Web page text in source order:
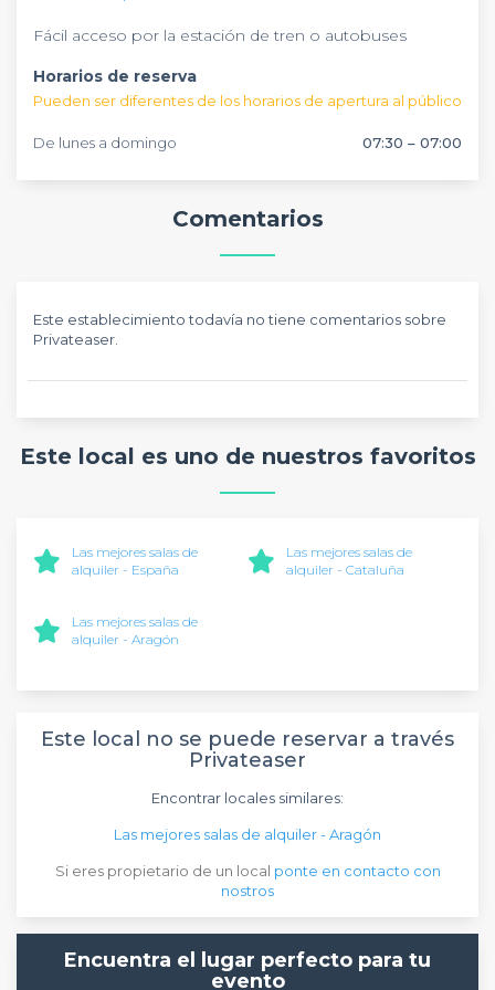
Fácil acceso por la estación de tren o autobuses
Horarios de reserva
Pueden ser diferentes de los horarios de apertura al público
De lunes a domingo 07:30 – 07:00
Comentarios
Este establecimiento todavía no tiene comentarios sobre
Privateaser.
Este local es uno de nuestros favoritos
Las mejores salas de
alquiler - España
Las mejores salas de
alquiler - Cataluña
Las mejores salas de
alquiler - Aragón
Este local no se puede reservar a través
Privateaser
Encontrar locales similares:
Las mejores salas de alquiler - Aragón
Si eres propietario de un local ponte en contacto con
nostros
Encuentra el lugar perfecto para tu
evento